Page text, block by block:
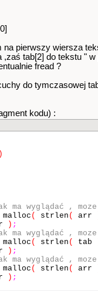
na pierwszy wiersza
tab[2] do tekstu "
fread ?
do tymczasowej
kodu) :
)
ma wyglądać ,
malloc ( strlen ( arr
) ;
ma wyglądać ,
malloc ( strlen ( tab
) ;
ma wyglądać ,
malloc ( strlen ( arr
) ;